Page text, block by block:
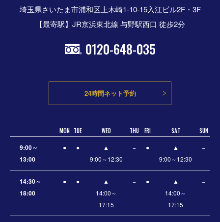
埼玉県さいたま市浦和区上木崎1-10-15入江ビル2F・3F
【最寄駅】JR京浜東北線 与野駅西口 徒歩2分
0120-648-035
24時間ネット予約
MON TUE WED THU FRI SAT SUN
9:00～
13:00
● ●
▲
9:00～12:30
− ●
▲
9:00～12:30
−
14:30～
18:00
● ●
▲
14:00～
17:15
− ●
▲
14:00～
17:15
−